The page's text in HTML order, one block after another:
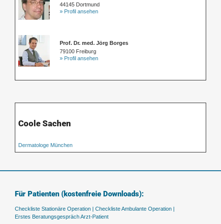
44145 Dortmund
» Profil ansehen
Prof. Dr. med. Jörg Borges
79100 Freiburg
» Profil ansehen
Coole Sachen
Dermatologe München
Für Patienten (kostenfreie Downloads):
Checkliste Stationäre Operation | Checkliste Ambulante Operation |
Erstes Beratungsgespräch Arzt-Patient